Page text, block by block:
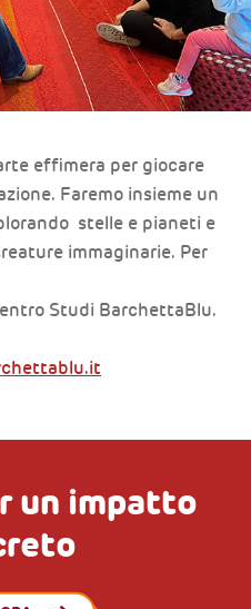
effimera per giocare
Faremo insieme un
stelle e pianeti e
immaginarie. Per
Studi BarchettaBlu.
un impatto